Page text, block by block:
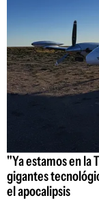
"Ya estamos en la
gigantes
el apocalipsis